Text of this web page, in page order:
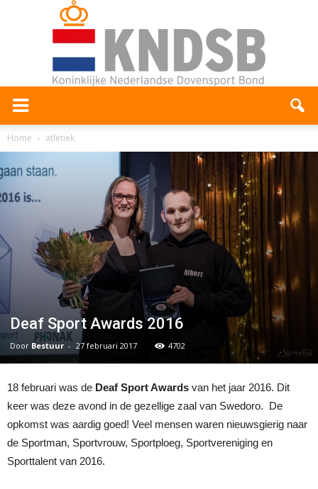
Home atletiek
Deaf Sport Awards 2016
Door Bestuur - 27 februari 2017 4702
18 februari was de Deaf Sport Awards van het jaar 2016. Dit
keer was deze avond in de gezellige zaal van Swedoro. De
opkomst was aardig goed! Veel mensen waren nieuwsgierig naar
de Sportman, Sportvrouw, Sportploeg, Sportvereniging en
Sporttalent van 2016.